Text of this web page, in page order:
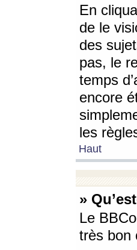
En
de le
des
pas, le
temps
encore
les
Haut
»
Le
très bon